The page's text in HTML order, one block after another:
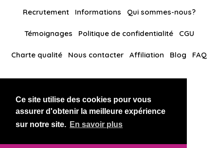
Ce site utilise des cookies pour vous
assurer d'obtenir la meilleure expérience
sur notre site. En savoir plus
Recrutement Informations Qui sommes-nous?
Témoignages Politique de confidentialité CGU
Charte qualité Nous contacter Affiliation Blog FAQ
BlackAndBeauties RussianKisses